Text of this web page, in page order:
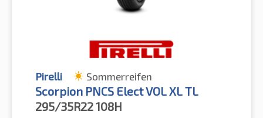
Pirelli Sommerreifen
Scorpion PNCS Elect VOL XL TL
295/35R22108H